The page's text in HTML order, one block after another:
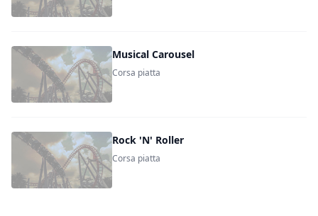
Musical Carousel
Corsa piatta
Rock 'N' Roller
Corsa piatta